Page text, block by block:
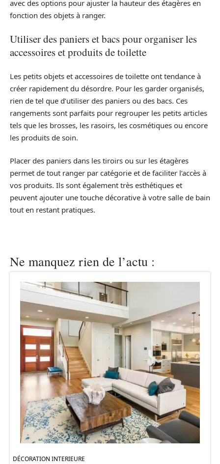
avec des options pour ajuster la hauteur des étagères en
fonction des objets à ranger.
Utiliser des paniers et bacs pour organiser les
accessoires et produits de toilette
Les petits objets et accessoires de toilette ont tendance à
créer rapidement du désordre. Pour les garder organisés,
rien de tel que d’utiliser des paniers ou des bacs. Ces
rangements sont parfaits pour regrouper les petits articles
tels que les brosses, les rasoirs, les cosmétiques ou encore
les produits de soin.
Placer des paniers dans les tiroirs ou sur les étagères
permet de tout ranger par catégorie et de faciliter l’accès à
vos produits. Ils sont également très esthétiques et
peuvent ajouter une touche décorative à votre salle de bain
tout en restant pratiques.
Ne manquez rien de l’actu :
DÉCORATION INTERIEURE